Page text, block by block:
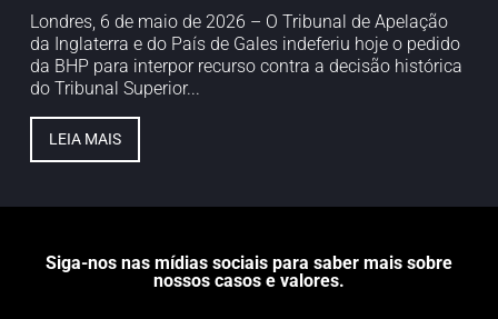
Londres, 6 de maio de 2026 – O Tribunal de Apelação
da Inglaterra e do País de Gales indeferiu hoje o pedido
da BHP para interpor recurso contra a decisão histórica
do Tribunal Superior...
LEIA MAIS
Siga-nos nas mídias sociais para saber mais sobre
nossos casos e valores.